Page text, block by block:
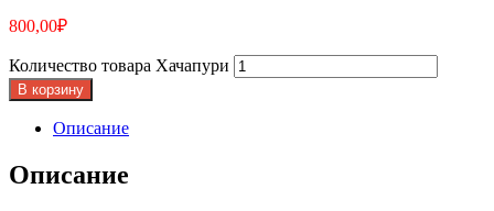
800,00₽
Количество товара Хачапури
В корзину
Описание
Описание